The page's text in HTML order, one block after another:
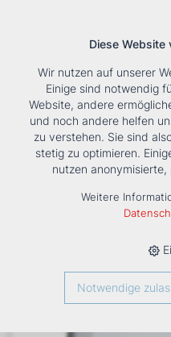
Tools
HOME › PRODUKTE › KÄLTE/
73+1 TRUHENGERÄT
Diese Website
Wir nutzen auf unserer
Einige sind notwendig
Website, andere
und noch andere helfen
zu verstehen. Sie sind
stetig zu optimieren.
nutzen anonymisierte,
Weitere
Notwendige